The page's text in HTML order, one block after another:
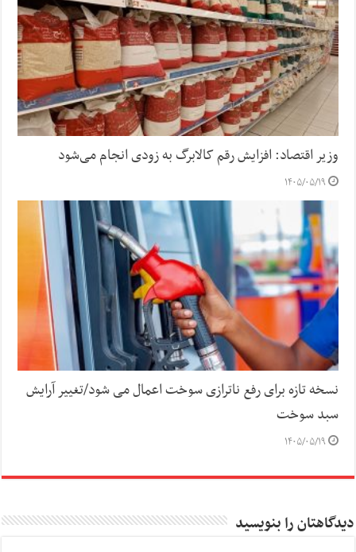
وزیر اقتصاد: افزایش رقم کالابرگ به زودی انجام می‌شود
۱۴۰۵/۰۵/۱۹
نسخه تازه برای رفع ناترازی سوخت اعمال می شود/تغییر آرایش
سبد سوخت
۱۴۰۵/۰۵/۱۹
دیدگاهتان را بنویسید